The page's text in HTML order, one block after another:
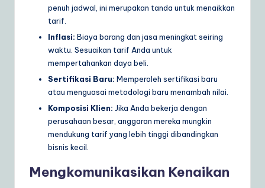
penuh jadwal, ini merupakan tanda untuk menaikkan
tarif.
Inflasi: Biaya barang dan jasa meningkat seiring
waktu. Sesuaikan tarif Anda untuk
mempertahankan daya beli.
Sertifikasi Baru: Memperoleh sertifikasi baru
atau menguasai metodologi baru menambah nilai.
Komposisi Klien: Jika Anda bekerja dengan
perusahaan besar, anggaran mereka mungkin
mendukung tarif yang lebih tinggi dibandingkan
bisnis kecil.
Mengkomunikasikan Kenaikan